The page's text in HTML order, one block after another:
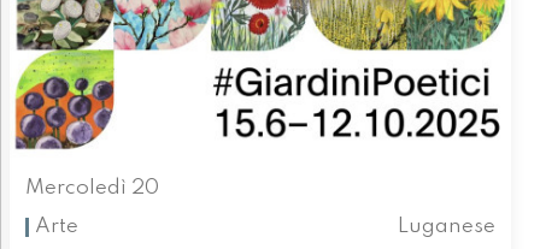
Mercoledì 20
Arte
Luganese